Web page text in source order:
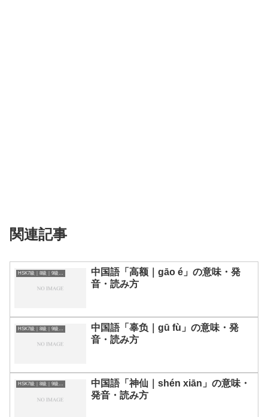
関連記事
中国語「高额｜gāo é」の意味・発
音・読み方
中国語「辜负｜gū fù」の意味・発
音・読み方
HSK7級｜8級｜9級レベルの中国語
中国語「神仙｜shén xiān」の意味・
発音・読み方